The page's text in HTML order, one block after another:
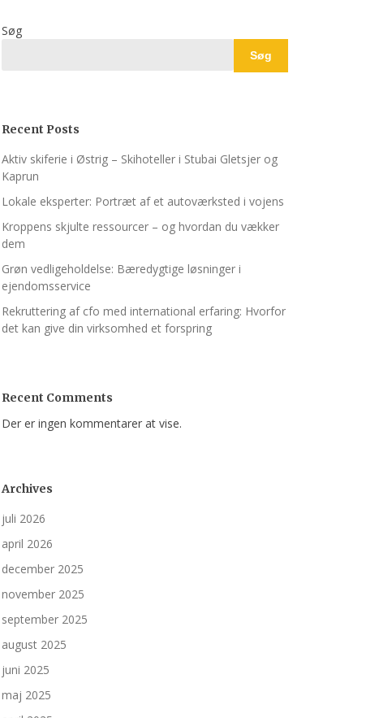
Søg
Søg
Recent Posts
Aktiv skiferie i Østrig – Skihoteller i Stubai Gletsjer og
Kaprun
Lokale eksperter: Portræt af et autoværksted i vojens
Kroppens skjulte ressourcer – og hvordan du vækker
dem
Grøn vedligeholdelse: Bæredygtige løsninger i
ejendomsservice
Rekruttering af cfo med international erfaring: Hvorfor
det kan give din virksomhed et forspring
Recent Comments
Der er ingen kommentarer at vise.
Archives
juli 2026
april 2026
december 2025
november 2025
september 2025
august 2025
juni 2025
maj 2025